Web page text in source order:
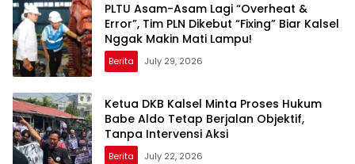
PLTU Asam-Asam Lagi “Overheat &
Error”, Tim PLN Dikebut “Fixing” Biar Kalsel
Nggak Makin Mati Lampu!
Berita July 29, 2026
Ketua DKB Kalsel Minta Proses Hukum
Babe Aldo Tetap Berjalan Objektif,
Tanpa Intervensi Aksi
Berita July 22, 2026